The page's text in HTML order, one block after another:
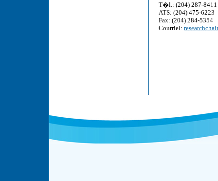
T�l.: (204) 287-8411
ATS: (204) 475-6223
Fax: (204) 284-5354
Courriel: